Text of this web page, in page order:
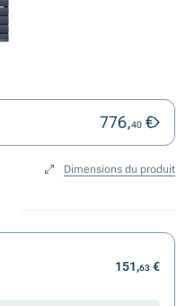
776,40 €
Dimensions du produit
151,63 €